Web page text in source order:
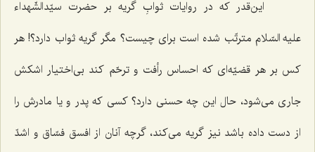
این‌قدر که در روایات ثوابِ گریه بر حضرت سیّدالشّهداء
علیه السّلام مترتّب شده است برای چیست؟ مگر گریه ثواب دارد؟! هر
کس بر هر قضیّه‌ای که احساس رأفت و ترحّم کند بی‌اختیار اشکش
جاری می‌شود، حال این چه حسنی دارد؟ کسی که پدر و یا مادرش را
از دست داده باشد نیز گریه می‌کند، گرچه آنان از افسق فسّاق و اشدّ